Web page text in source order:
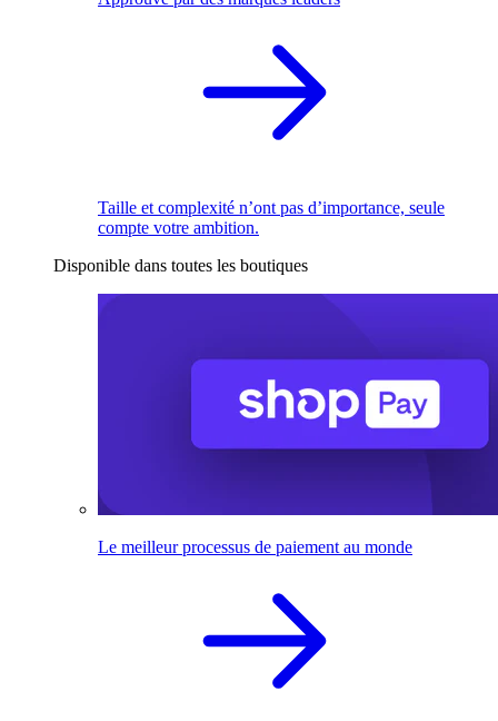
Taille et complexité n’ont pas d’importance, seule
compte votre ambition.
Disponible dans toutes les boutiques
Le meilleur processus de paiement au monde